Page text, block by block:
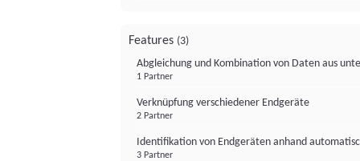
Features (3)
Abgleichung und Kombination von Daten aus
1 Partner
Verknüpfung verschiedener Endgeräte
2 Partner
Identifikation von Endgeräten anhand
3 Partner